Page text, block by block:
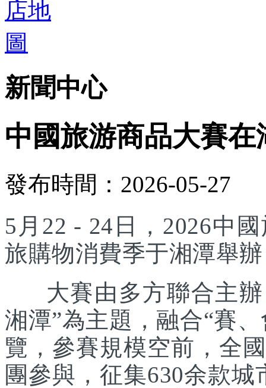
新聞中心
中國旅游商品大賽
發布時間：2026-05-27
5月22 - 24日，2026中
旅購物消費季于湘潭舉
大賽由多方聯合主辦
湘潭”為主題，融合“賽
覽，參賽規模空前，全
團參與，征集630余款